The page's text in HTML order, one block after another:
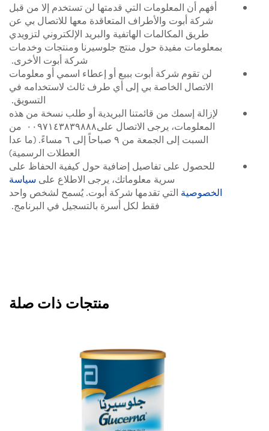
أفهم أن المعلومات التي قدمتها لن تستخدم إلا من قبل
شركة أبوت والأطراف المتعاقدة معها للاتصال بي عن
طريق المكالمات الهاتفية والبريد الإلكتروني لتزويدي
بمعلومات مفيدة حول منتج جلوسيرنا ومنتجات وخدمات
شركة أبوت الأخرى.
لن تقوم شركة أبوت ببيع أو إعطاء اسمي أو معلومات
الاتصال الخاصة بي إلى أي طرف ثالث لاستخدامه في
التسويق.
لإزالة إسمك من قائمتنا البريدية أو طلب نسخة من هذه
المعلومات، يرجى الاتصال على٠٠٩٧١٤٣٨٣٩٨٨٨ من
السبت إلى الجمعة من ٩ صباحاً إلى ٦ مساءً. (ما عدا
العطلات الرسمية)
للحصول على تفاصيل إضافية حول كيفية الحفاظ على
سرية معلوماتك، يرجى الاطلاع على سياسة
الخصوصية التي تقدمها شركة أبوت. يُسمح لشخص واحد
فقط لكل أسرة بالتسجيل في البرنامج.
منتجات ذات صلة